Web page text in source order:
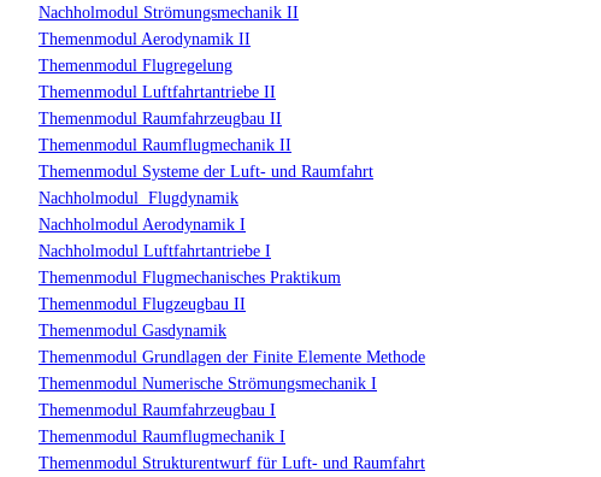
Nachholmodul Strömungsmechanik II
Themenmodul Aerodynamik II
Themenmodul Flugregelung
Themenmodul Luftfahrtantriebe II
Themenmodul Raumfahrzeugbau II
Themenmodul Raumflugmechanik II
Themenmodul Systeme der Luft- und Raumfahrt
Nachholmodul Flugdynamik
Nachholmodul Aerodynamik I
Nachholmodul Luftfahrtantriebe I
Themenmodul Flugmechanisches Praktikum
Themenmodul Flugzeugbau II
Themenmodul Gasdynamik
Themenmodul Grundlagen der Finite Elemente Methode
Themenmodul Numerische Strömungsmechanik I
Themenmodul Raumfahrzeugbau I
Themenmodul Raumflugmechanik I
Themenmodul Strukturentwurf für Luft- und Raumfahrt